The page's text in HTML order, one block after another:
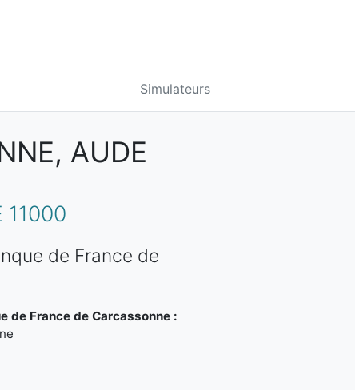
Simulateurs
AUDE
11000
de France de
de France de Carcassonne :